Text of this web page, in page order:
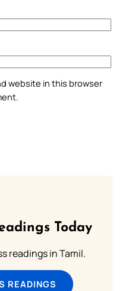
website in this browser
Today
readings in Tamil.
READINGS